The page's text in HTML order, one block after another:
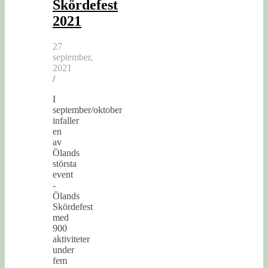
Skördefest
2021
27
september,
2021
/
I
september/oktober
infaller
en
av
Ölands
största
event
-
Ölands
Skördefest
med
900
aktiviteter
under
fem